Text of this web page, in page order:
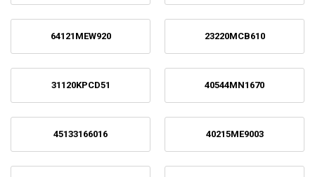
64121MEW920 23220MCB610
31120KPCD51 40544MN1670
45133166016 40215ME9003